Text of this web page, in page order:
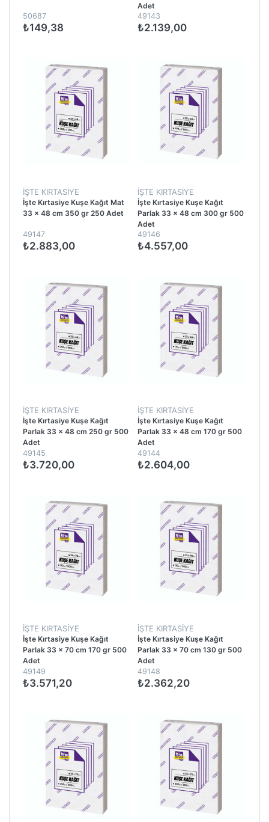
50687
₺149,38
Adet
49143
₺2.139,00
İŞTE KIRTASIYE
İşte Kırtasiye Kuşe Kağıt Mat
33 x 48 cm 350 gr 250 Adet
49147
₺2.883,00
İŞTE KIRTASIYE
İşte Kırtasiye Kuşe Kağıt
Parlak 33 x 48 cm 300 gr 500
Adet
49146
₺4.557,00
İŞTE KIRTASIYE
İşte Kırtasiye Kuşe Kağıt
Parlak 33 x 48 cm 250 gr 500
Adet
49145
₺3.720,00
İŞTE KIRTASIYE
İşte Kırtasiye Kuşe Kağıt
Parlak 33 x 48 cm 170 gr 500
Adet
49144
₺2.604,00
İŞTE KIRTASIYE
İşte Kırtasiye Kuşe Kağıt
Parlak 33 x 70 cm 170 gr 500
Adet
49149
₺3.571,20
İŞTE KIRTASIYE
İşte Kırtasiye Kuşe Kağıt
Parlak 33 x 70 cm 130 gr 500
Adet
49148
₺2.362,20